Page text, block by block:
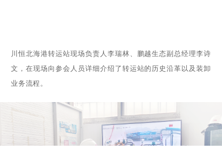
川恒北海港转运站现场负责人李瑞林
鹏越生态副总经理李诗
文，在现场向参会 人员详细 介绍 了转运站的 历史沿革 以及装卸
业务流程。